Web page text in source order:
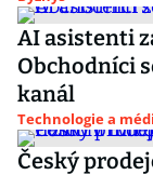
AI asistenti
Obchodníci
kanál
Technologie a
Český